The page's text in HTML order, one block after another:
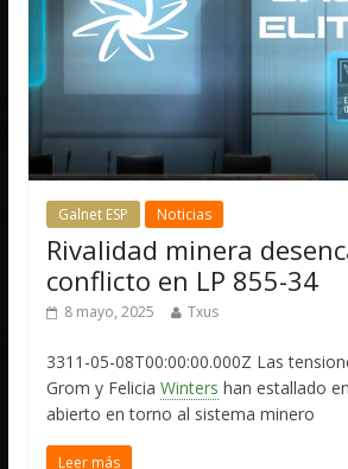
Galnet ESP Noticias
Rivalidad minera
conflicto en LP 855-34
8 mayo, 2025 Txus
3311-05-08T00:00:00.000Z Las
Grom y FeliciaWinters han estallado
abierto en torno al sistema minero
Leer más